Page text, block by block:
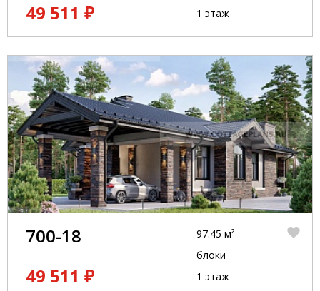
49 511 ₽
1 этаж
700-18
49 511 ₽
97.45 м²
блоки
1 этаж